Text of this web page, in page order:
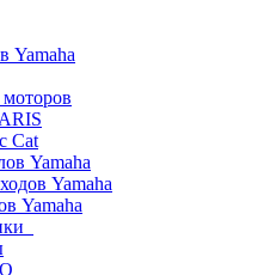
Yamaha
Cat
Yamaha
Yamaha
Yamaha